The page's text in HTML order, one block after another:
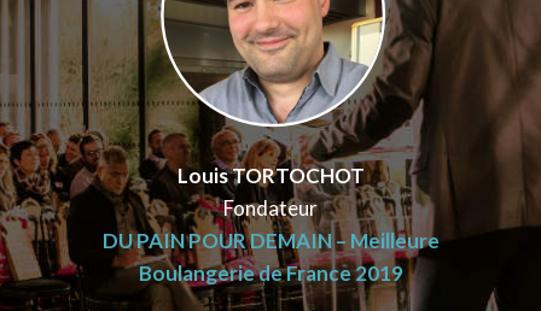
Louis TORTOCHOT
Fondateur
DU PAIN POUR DEMAIN – Meilleure
Boulangerie de France 2019